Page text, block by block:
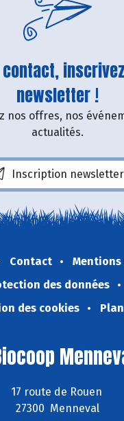
contact,
newsletter !
nos offres, nos
actualités.
Inscription newsletter
Contact
des données
des cookies
17 route de Rouen
27300 Menneval